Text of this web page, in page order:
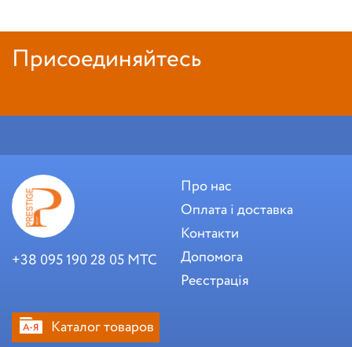
Присоединяйтесь
+38 095 190 28 05 МТС
Про нас
Оплата і доставка
Контакти
Допомога
Реєстрація
Каталог товаров